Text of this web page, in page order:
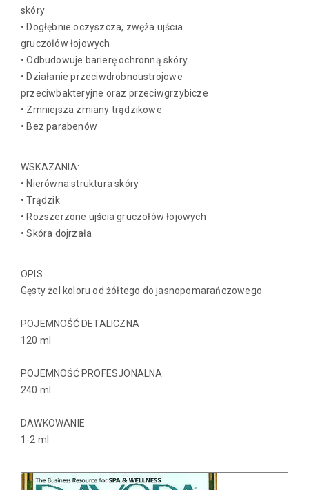
skóry
• Dogłębnie oczyszcza, zwęża ujścia
gruczołów łojowych
• Odbudowuje barierę ochronną skóry
• Działanie przeciwdrobnoustrojowe
przeciwbakteryjne oraz przeciwgrzybicze
• Zmniejsza zmiany trądzikowe
• Bez parabenów
WSKAZANIA:
• Nierówna struktura skóry
• Trądzik
• Rozszerzone ujścia gruczołów łojowych
• Skóra dojrzała
OPIS
Gęsty żel koloru od żółtego do jasnopomarańczowego
POJEMNOŚĆ DETALICZNA
120 ml
POJEMNOŚĆ PROFESJONALNA
240 ml
DAWKOWANIE
1-2 ml